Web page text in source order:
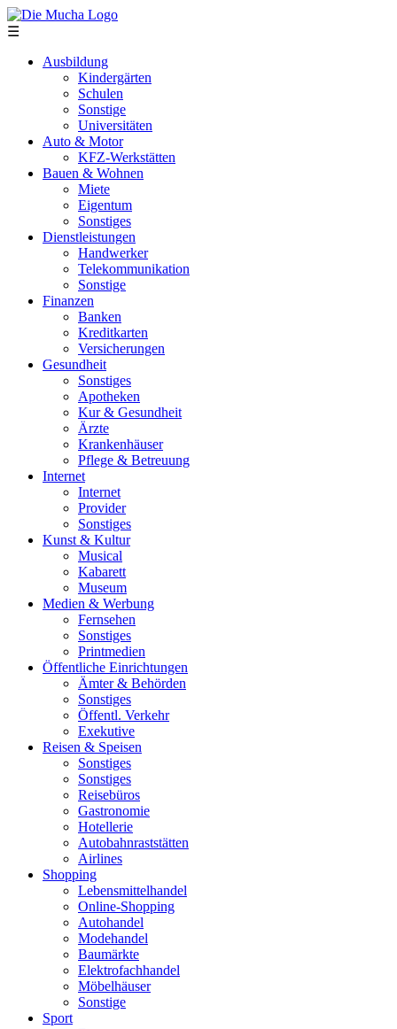
Direkt zum Inhalt
☰
Ausbildung
Kindergärten
Schulen
Sonstige
Universitäten
Auto & Motor
KFZ-Werkstätten
Bauen & Wohnen
Miete
Eigentum
Sonstiges
Dienstleistungen
Handwerker
Telekommunikation
Sonstige
Finanzen
Banken
Kreditkarten
Versicherungen
Gesundheit
Sonstiges
Apotheken
Kur & Gesundheit
Ärzte
Krankenhäuser
Pflege & Betreuung
Internet
Internet
Provider
Sonstiges
Kunst & Kultur
Musical
Kabarett
Museum
Medien & Werbung
Fernsehen
Sonstiges
Printmedien
Öffentliche Einrichtungen
Ämter & Behörden
Sonstiges
Öffentl. Verkehr
Exekutive
Reisen & Speisen
Sonstiges
Sonstiges
Reisebüros
Gastronomie
Hotellerie
Autobahnraststätten
Airlines
Shopping
Lebensmittelhandel
Online-Shopping
Autohandel
Modehandel
Baumärkte
Elektrofachhandel
Möbelhäuser
Sonstige
Sport